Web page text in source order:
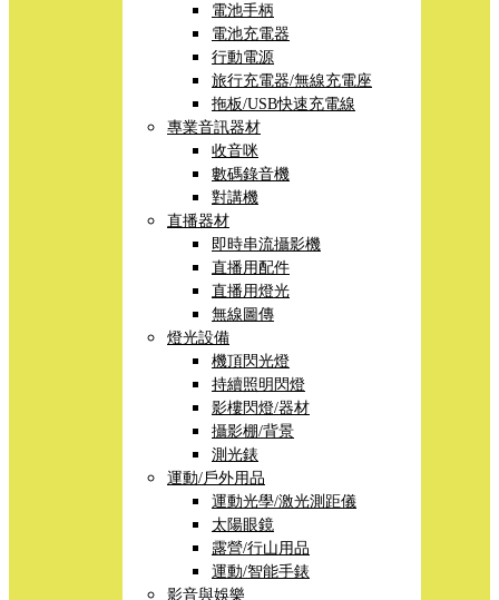
電池手柄
電池充電器
行動電源
旅行充電器/無線充電座
拖板/USB快速充電線
專業音訊器材
收音咪
數碼錄音機
對講機
直播器材
即時串流攝影機
直播用配件
直播用燈光
無線圖傳
燈光設備
機頂閃光燈
持續照明閃燈
影樓閃燈/器材
攝影棚/背景
測光錶
運動/戶外用品
運動光學/激光測距儀
太陽眼鏡
露營/行山用品
運動/智能手錶
影音與娛樂